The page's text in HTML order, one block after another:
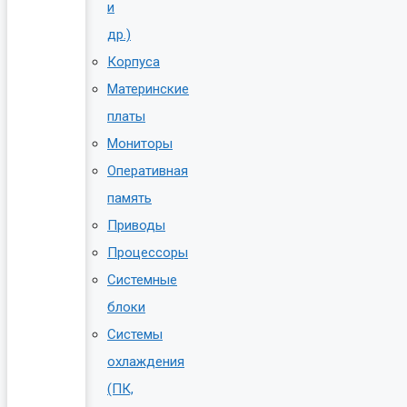
и
др.)
Корпуса
Материнские
платы
Мониторы
Оперативная
память
Приводы
Процессоры
Системные
блоки
Системы
охлаждения
(ПК,